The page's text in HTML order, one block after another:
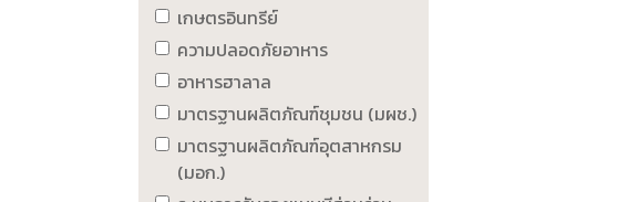
เกษตรอินทรีย์
ความปลอดภัยอาหาร
อาหารฮาลาล
มาตรฐานผลิตภัณฑ์ชุมชน (มผช.)
มาตรฐานผลิตภัณฑ์อุตสาหกรม
(มอก.)